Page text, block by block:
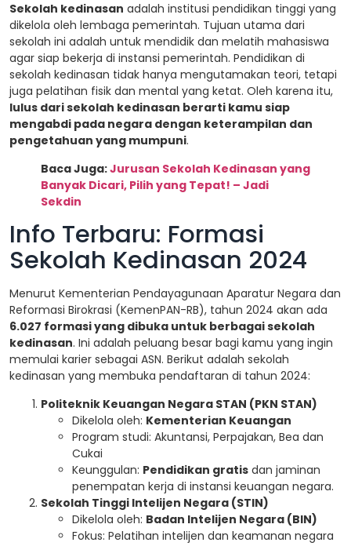
Sekolah kedinasan adalah institusi pendidikan tinggi yang
dikelola oleh lembaga pemerintah. Tujuan utama dari
sekolah ini adalah untuk mendidik dan melatih mahasiswa
agar siap bekerja di instansi pemerintah. Pendidikan di
sekolah kedinasan tidak hanya mengutamakan teori, tetapi
juga pelatihan fisik dan mental yang ketat. Oleh karena itu,
lulus dari sekolah kedinasan berarti kamu siap
mengabdi pada negara dengan keterampilan dan
pengetahuan yang mumpuni.
Baca Juga:Jurusan Sekolah Kedinasan yang
Banyak Dicari, Pilih yang Tepat! – Jadi
Sekdin
Info Terbaru: Formasi
Sekolah Kedinasan 2024
Menurut Kementerian Pendayagunaan Aparatur Negara dan
Reformasi Birokrasi (KemenPAN-RB), tahun 2024 akan ada
6.027 formasi yang dibuka untuk berbagai sekolah
kedinasan. Ini adalah peluang besar bagi kamu yang ingin
memulai karier sebagai ASN. Berikut adalah sekolah
kedinasan yang membuka pendaftaran di tahun 2024:
Politeknik Keuangan Negara STAN (PKN STAN)
Dikelola oleh: Kementerian Keuangan
Program studi: Akuntansi, Perpajakan, Bea dan
Cukai
Keunggulan: Pendidikan gratis dan jaminan
penempatan kerja di instansi keuangan negara.
Sekolah Tinggi Intelijen Negara (STIN)
Dikelola oleh: Badan Intelijen Negara (BIN)
Fokus: Pelatihan intelijen dan keamanan negara